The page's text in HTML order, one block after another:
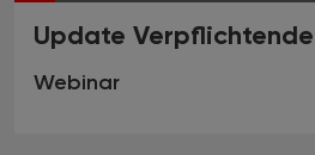
Update
Webinar